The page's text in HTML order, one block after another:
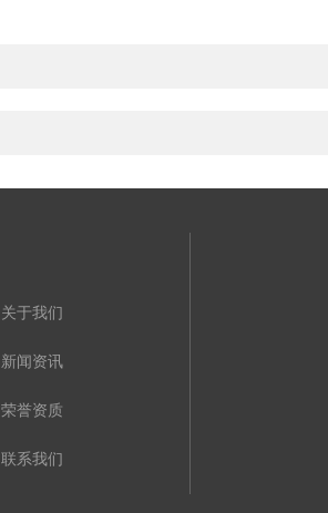
关于我们
新闻资讯
荣誉资质
联系我们